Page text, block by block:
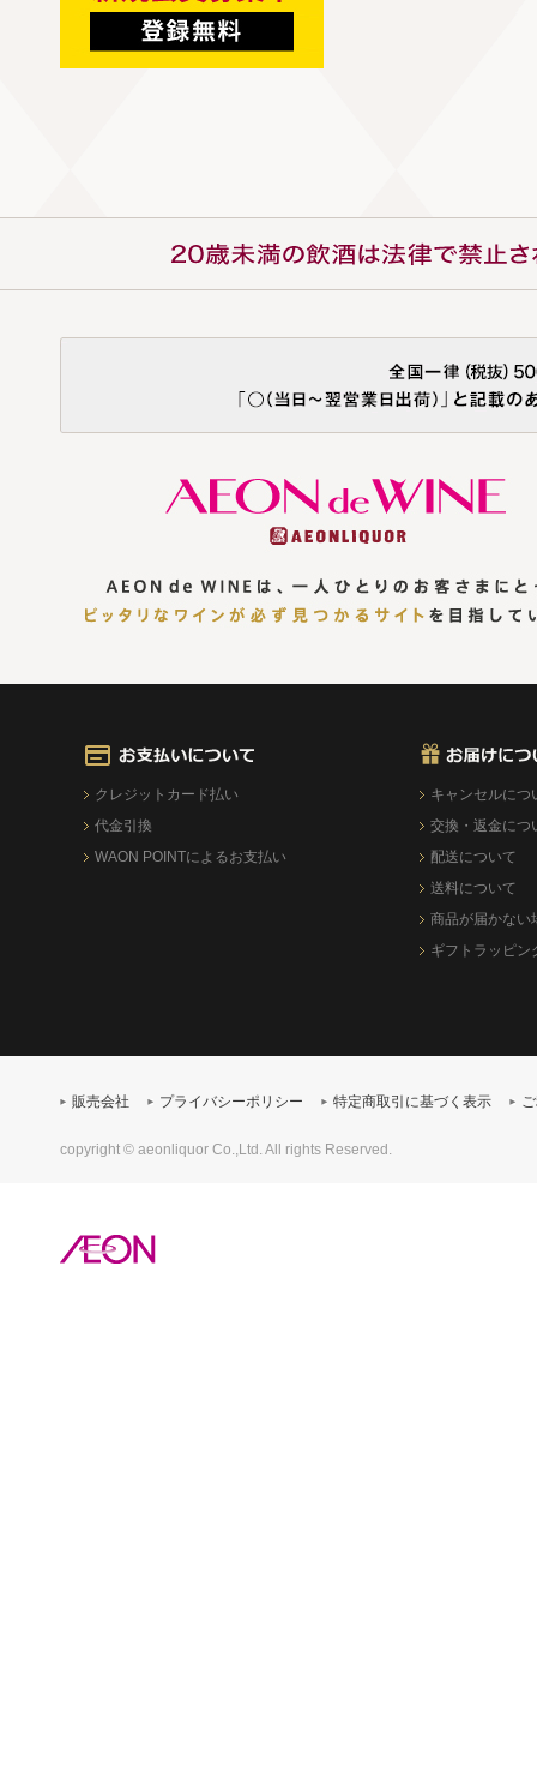
クレジットカード払い
代金引換
WAON POINTによるお支払い
キャンセルにつ
交換・返金につ
配送について
送料について
商品が届かない
ギフトラッピン
販売会社 プライバシーポリシー 特定商取引に基づく表示
copyright © aeonliquor Co.,Ltd. All rights Reserved.